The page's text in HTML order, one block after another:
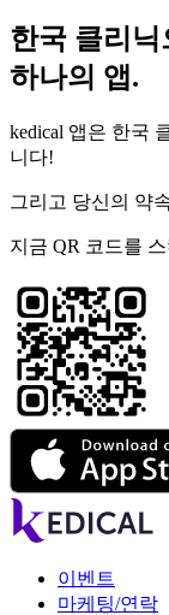
한국 클리
하나의 앱.
kedical 앱은 한국
니다!
그리고 당신의 약
지금 QR 코드를
이벤트
마케팅/연락